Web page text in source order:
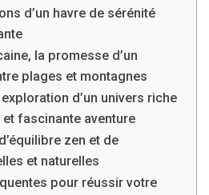
d’un havre de sérénité
la promesse d’un
plages et montagnes
d’un univers riche
fascinante aventure
zen et de
et naturelles
pour réussir votre